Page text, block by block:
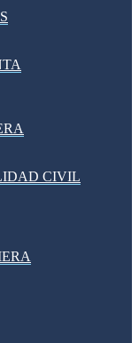
CIVIL